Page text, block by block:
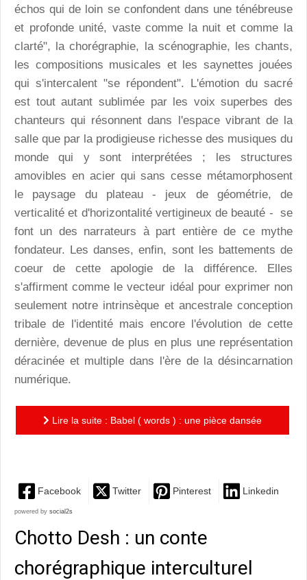
échos qui de loin se confondent dans une ténébreuse
et profonde unité, vaste comme la nuit et comme la
clarté", la chorégraphie, la scénographie, les chants,
les compositions musicales et les saynettes jouées
qui s'intercalent "se répondent". L'émotion du sacré
est tout autant sublimée par les voix superbes des
chanteurs qui résonnent dans l'espace vibrant de la
salle que par la prodigieuse richesse des musiques du
monde qui y sont interprétées ; les structures
amovibles en acier qui sans cesse métamorphosent
le paysage du plateau - jeux de géométrie, de
verticalité et d'horizontalité vertigineux de beauté - se
font un des narrateurs à part entière de ce mythe
fondateur. Les danses, enfin, sont les battements de
coeur de cette apologie de la différence. Elles
s'affirment comme le vecteur idéal pour exprimer non
seulement notre intrinsèque et ancestrale conception
tribale de l'identité mais encore l'évolution de cette
dernière, devenue de plus en plus une représentation
déracinée et multiple dans l'ère de la désincarnation
numérique.
Lire la suite : Babel ( words ) : une pièce dansée
Facebook Twitter Pinterest Linkedin
powered by social2s
Chotto Desh : un conte
chorégraphique interculturel